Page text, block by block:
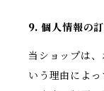
9. 個人情報の
当ショップは
いう理由によ